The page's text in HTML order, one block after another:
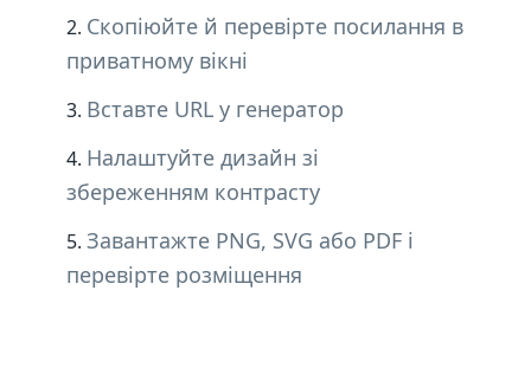
Скопіюйте й перевірте посилання в
приватному вікні
Вставте URL у генератор
Налаштуйте дизайн зі
збереженням контрасту
Завантажте PNG, SVG або PDF і
перевірте розміщення